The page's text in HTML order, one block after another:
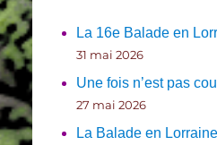
La 16e Balade en
31 mai 2026
Une fois n’est pas
27 mai 2026
La Balade en